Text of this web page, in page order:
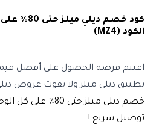
كود خصم
الكود (MZ4)
اغتنم فرصة الحصول على أفضل
تطبيق ديلي ميلز ولا تفوت عروض
خصم ديلي ميلز حتى
توصيل سريع !